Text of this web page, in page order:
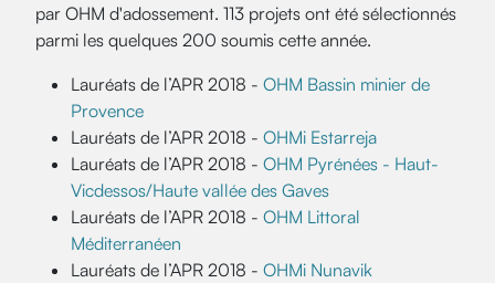
par OHM d'adossement. 113 projets ont été sélectionnés
parmi les quelques 200 soumis cette année.
Lauréats de l’APR 2018 - OHM Bassin minier de
Provence
Lauréats de l’APR 2018 - OHMi Estarreja
Lauréats de l’APR 2018 - OHM Pyrénées - Haut-
Vicdessos/Haute vallée des Gaves
Lauréats de l’APR 2018 - OHM Littoral
Méditerranéen
Lauréats de l’APR 2018 - OHMi Nunavik